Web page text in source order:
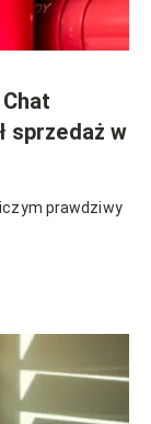
sprzedaż w
prawdziwy